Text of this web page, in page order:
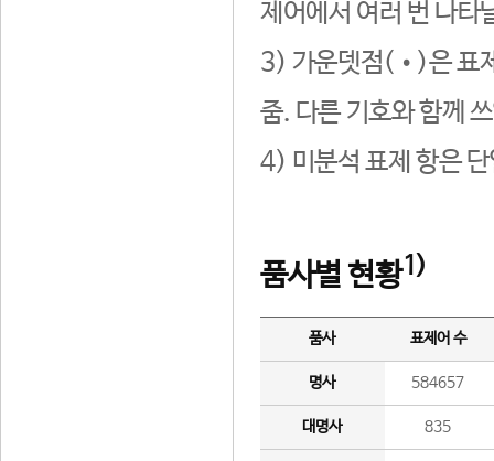
제어에서 여러 번 나타
3) 가운뎃점(•)은 표
줌. 다른 기호와 함께
4) 미분석 표제 항은
품사별 현황1)
품사 표제어 수
명사 584657
대명사 835